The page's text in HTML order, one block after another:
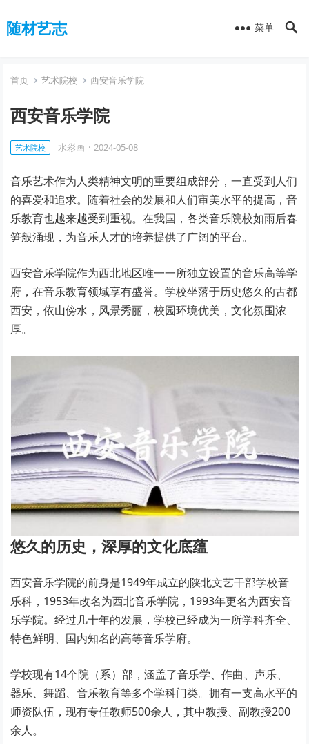
随材艺志 菜单
首页 艺术院校 西安音乐学院
西安音乐学院
艺术院校 水彩画 · 2024-05-08
音乐艺术作为人类精神文明的重要组成部分，一直受到人们
的喜爱和追求。随着社会的发展和人们审美水平的提高，音
乐教育也越来越受到重视。在我国，各类音乐院校如雨后春
笋般涌现，为音乐人才的培养提供了广阔的平台。
西安音乐学院作为西北地区唯一一所独立设置的音乐高等学
府，在音乐教育领域享有盛誉。学校坐落于历史悠久的古都
西安，依山傍水，风景秀丽，校园环境优美，文化氛围浓
厚。
悠久的历史，深厚的文化底蕴
西安音乐学院的前身是1949年成立的陕北文艺干部学校音
乐科，1953年改名为西北音乐学院，1993年更名为西安音
乐学院。经过几十年的发展，学校已经成为一所学科齐全、
特色鲜明、国内知名的高等音乐学府。
学校现有14个院（系）部，涵盖了音乐学、作曲、声乐、
器乐、舞蹈、音乐教育等多个学科门类。拥有一支高水平的
师资队伍，现有专任教师500余人，其中教授、副教授200
余人。